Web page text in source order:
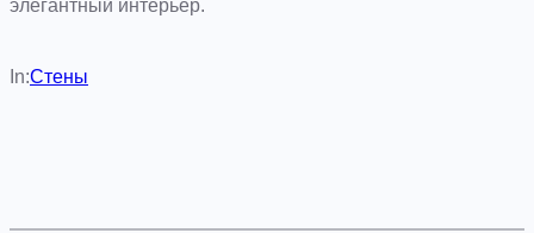
элегантный интерьер.
In:Стены